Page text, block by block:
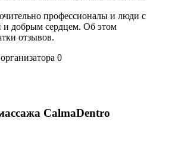
профессионалы и люди с
и добрым сердцем. Об этом
отзывов.
0
CalmaDentro